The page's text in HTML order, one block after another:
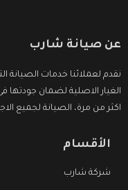
عن صيانة شارب
نقدم لعملائنا خدمات
الغيار الاصلية لضمان
اكثر من مرة، الصيانة لجميع
الأقسام
شركة شارب